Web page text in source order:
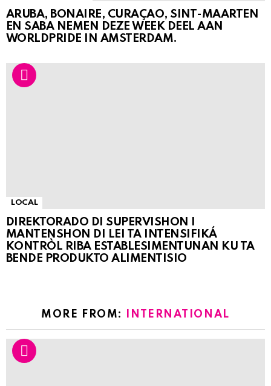
ARUBA, BONAIRE, CURAÇAO, SINT-MAARTEN
EN SABA NEMEN DEZE WEEK DEEL AAN
WORLDPRIDE IN AMSTERDAM.
LOCAL
DIREKTORADO DI SUPERVISHON I
MANTENSHON DI LEI TA INTENSIFIKÁ
KONTRÒL RIBA ESTABLESIMENTUNAN KU TA
BENDE PRODUKTO ALIMENTISIO
MORE FROM: INTERNATIONAL